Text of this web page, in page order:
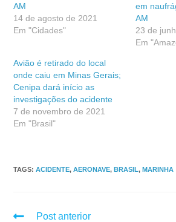
AM
14 de agosto de 2021
Em "Cidades"
em
AM
23 de
Em
Avião é retirado do local
onde caiu em Minas Gerais;
Cenipa dará início as
investigações do acidente
7 de novembro de 2021
Em "Brasil"
TAGS:ACIDENTE, AERONAVE, BRASIL, MARINHA
Post anterior